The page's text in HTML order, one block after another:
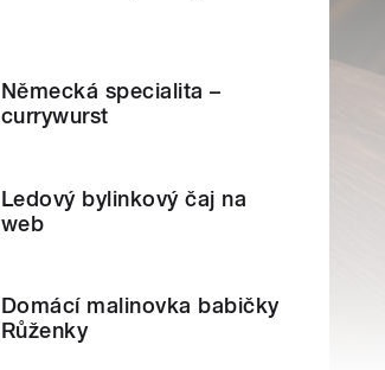
Německá specialita –
currywurst
Ledový bylinkový čaj na
web
Domácí malinovka babičky
Růženky